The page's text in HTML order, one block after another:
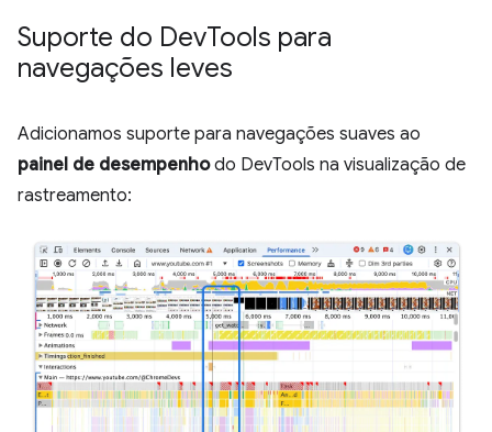
Suporte do DevTools para
navegações leves
Adicionamos suporte para navegações suaves ao
painel de desempenhodo DevTools na visualização de
rastreamento: